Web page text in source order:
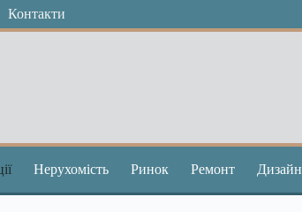
Контакти
Нерухомість Ринок Ремонт Дизайн